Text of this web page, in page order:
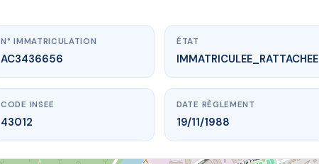
N° IMMATRICULATION
AC3436656
ÉTAT
IMMATRICULEE_RATTACHEE
CODE INSEE
43012
DATE RÈGLEMENT
19/11/1988